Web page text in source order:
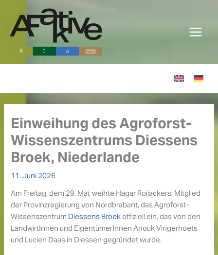
springen
Einweihung des Agroforst-
Wissenszentrums Diessens
Broek, Niederlande
11. Juni 2026
Am Freitag, dem 29. Mai, weihte Hagar Roijackers, Mitglied
der Provinzregierung von Nordbrabant, das Agroforst-
Wissenszentrum Diessens Broekoffiziell ein, das von den
LandwirtInnen und EigentümerInnen Anouk Vingerhoets
und Lucien Daas in Diessen gegründet wurde.